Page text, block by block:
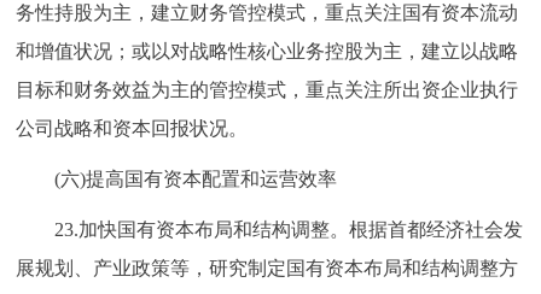
务性持股为主，建立财务管控模式，重点关注国有资本流动
和增值状况；或以对战略性核心业务控股为主，建立以战略
目标和财务效益为主的管控模式，重点关注所出资企业执行
公司战略和资本回报状况。
(六)提高国有资本配置和运营效率
23.加快国有资本布局和结构调整。根据首都经济社会发
展规划、产业政策等，研究制定国有资本布局和结构调整方